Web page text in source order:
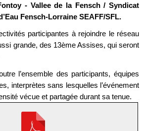
- Vallee de la Fensch / Syndicat
Fensch-Lorraine SEAFF/SFL.
participantes à rejoindre le réseau
grande, des 13ème Assises, qui seront
l’ensemble des participants, équipes
interprètes sans lesquelles l’événement
vécue et partagée durant sa tenue.